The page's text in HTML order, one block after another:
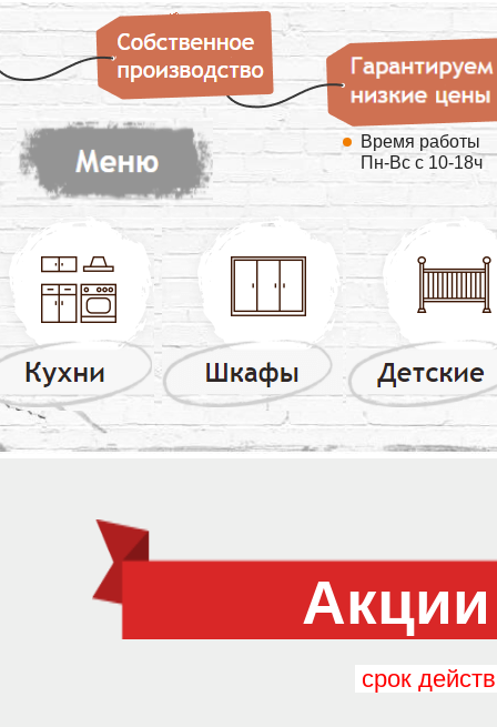
Время работы
Пн-Вс с 10-18ч
срок